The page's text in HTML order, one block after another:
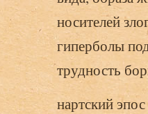
носителей
гиперболы
трудность
нартский